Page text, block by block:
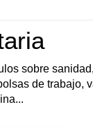
sobre
de trabajo,